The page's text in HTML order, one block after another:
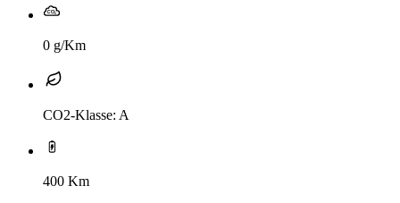
0 g/Km
CO2-Klasse: A
400 Km